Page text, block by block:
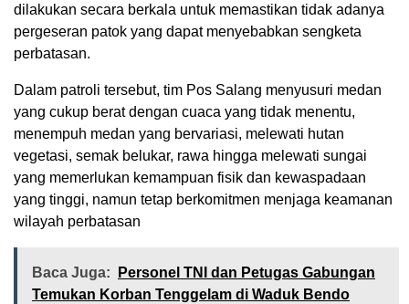
dilakukan secara berkala untuk memastikan tidak adanya
pergeseran patok yang dapat menyebabkan sengketa
perbatasan.
Dalam patroli tersebut, tim Pos Salang menyusuri medan
yang cukup berat dengan cuaca yang tidak menentu,
menempuh medan yang bervariasi, melewati hutan
vegetasi, semak belukar, rawa hingga melewati sungai
yang memerlukan kemampuan fisik dan kewaspadaan
yang tinggi, namun tetap berkomitmen menjaga keamanan
wilayah perbatasan
Baca Juga:
Personel TNI dan Petugas Gabungan
Temukan Korban Tenggelam di Waduk Bendo